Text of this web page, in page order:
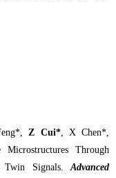
Z Cui*, X Chen*,
Through
Twin Signals.Advanced